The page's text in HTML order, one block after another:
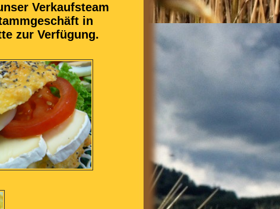
Verkaufsteam
in
zur Verfügung.